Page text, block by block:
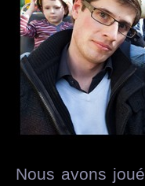
Nous avons